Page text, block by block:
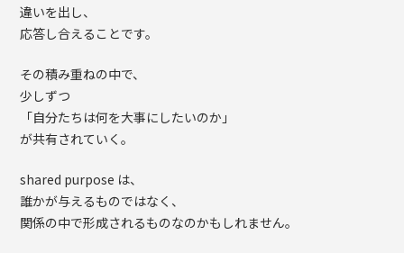
違いを出し、
応答し合えることです。
その積み重ねの中で、
少しずつ
「自分たちは何を大事にしたいのか」
が共有されていく。
shared purpose は、
誰かが与えるものではなく、
関係の中で形成されるものなのかもしれません。